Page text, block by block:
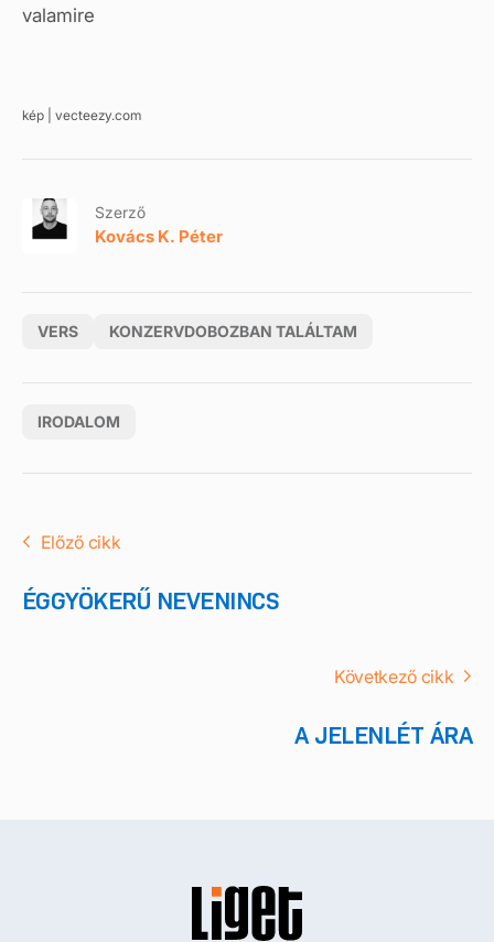
valamire
kép | vecteezy.com
Szerző
Kovács K. Péter
VERS KONZERVDOBOZBAN TALÁLTAM
IRODALOM
Előző cikk
ÉGGYÖKERŰ NEVENINCS
Következő cikk
A JELENLÉT ÁRA